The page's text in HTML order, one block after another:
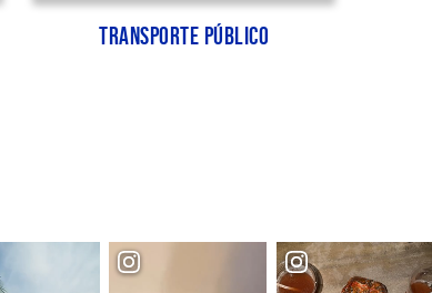
Transporte público